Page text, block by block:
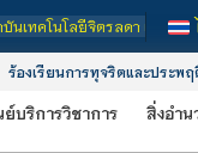
ตรลดา เป็นสถาบันอุดมศึกษา
ร้องเรียนการทุจริตและประพ
ย์บริการวิชาการ สิ่งอำ